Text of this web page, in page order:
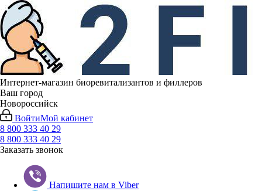
Интернет-магазин биоревитализантов и филлеров
Ваш город
Новороссийск
ВойтиМой кабинет
8 800 333 40 29
8 800 333 40 29
Заказать звонок
Напишите нам в Viber